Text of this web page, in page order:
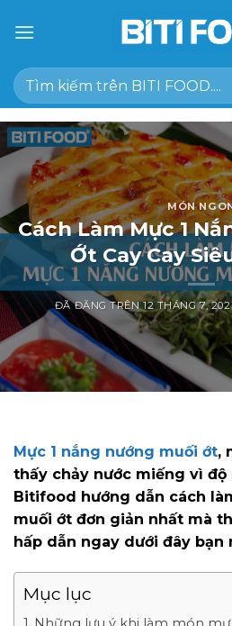
đến
dung
Tìm
kiếm:
MÓN
Cách Làm Mực 1
Ớt Cay Cay
ĐÃ ĐĂNG TRÊN12 THÁNG 7,
Mực 1 nắng nướng muối ớt,
thấy chảy nước miếng vì độ
Bitifood hướng dẫn cách
muối ớt đơn giản nhất mà
hấp dẫn ngay dưới đây bạn
Mục lục